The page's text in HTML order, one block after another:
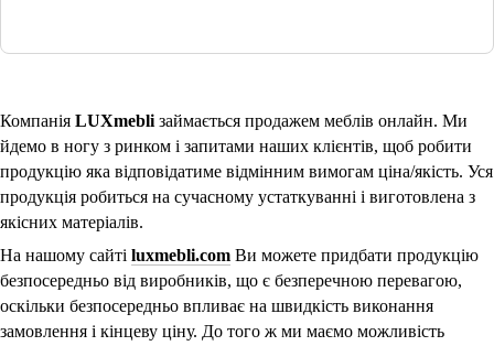
Компанія LUXmebli займається продажем меблів онлайн. Ми
йдемо в ногу з ринком і запитами наших клієнтів, щоб робити
продукцію яка відповідатиме відмінним вимогам ціна/якість. Уся
продукція робиться на сучасному устаткуванні і виготовлена з
якісних матеріалів.
На нашому сайті luxmebli.com Ви можете придбати продукцію
безпосередньо від виробників, що є безперечною перевагою,
оскільки безпосередньо впливає на швидкість виконання
замовлення і кінцеву ціну. До того ж ми маємо можливість